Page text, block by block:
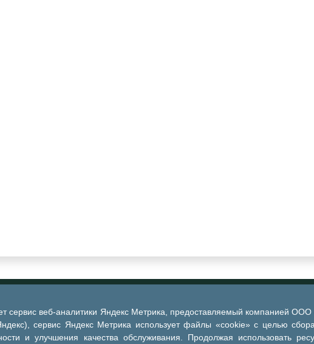
сервис веб-аналитики Яндекс Метрика, предоставляемый компанией
сервис Яндекс Метрика использует файлы «cookie» с целью
и улучшения качества обслуживания. Продолжая использовать